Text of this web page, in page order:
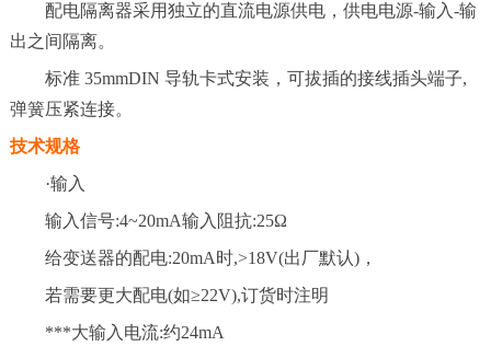
配电隔离器采用独立的直流电源供电，供电电源-输入-输
出之间隔离。
标准 35mmDIN 导轨卡式安装，可拔插的接线插头端子,
弹簧压紧连接。
技术规格
·输入
输入信号:4~20mA输入阻抗:25Ω
给变送器的配电:20mA时,>18V(出厂默认)，
若需要更大配电(如≥22V),订货时注明
***大输入电流:约24mA